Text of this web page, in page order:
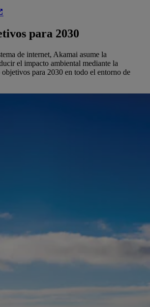
para 2030
de internet, Akamai asume la
el impacto ambiental mediante la
para 2030 en todo el entorno de